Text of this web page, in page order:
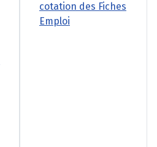
cotation des Fiches
Emploi